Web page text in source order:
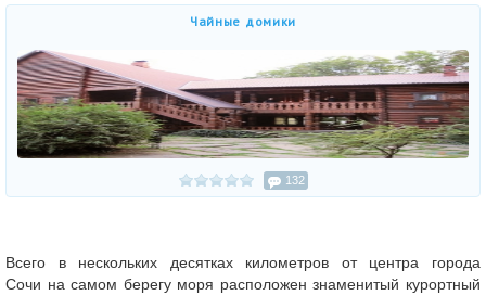
Чайные домики
132
Всего в нескольких десятках километров от центра города
Сочи на самом берегу моря расположен знаменитый курортный